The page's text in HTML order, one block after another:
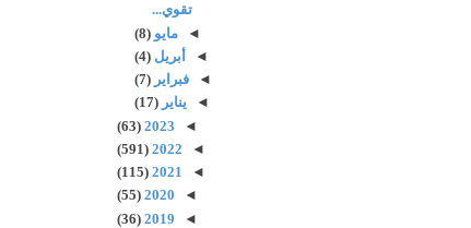
تقوي...
◄مايو(8)
◄
أبريل(4)
◄فبراير(7)
◄ يناير(17)
◄
2023
(63)
◄
2022
(591)
◄
2021
(115)
◄
2020
(55)
◄
2019
(36)